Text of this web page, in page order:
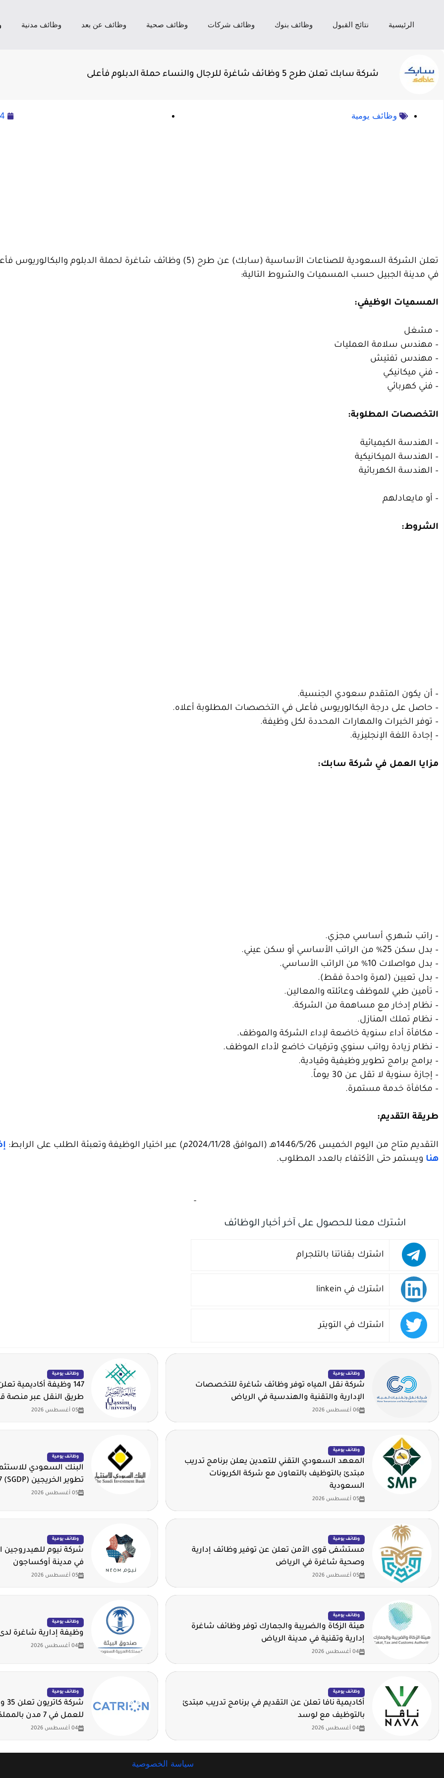
الرئيسية نتائج القبول وظائف بنوك وظائف شركات وظائف صحية وظائف عن بعد وظائف مدنية
شركة سابك تعلن طرح 5 وظائف شاغرة للرجال والنساء حملة الدبلوم فأعلى
وظائف يومية
تعلن الشركة السعودية للصناعات الأساسية (سابك) عن طرح (5) وظائف شاغرة لحملة الدبلوم
في مدينة الجبيل حسب المسميات والشروط التالية:
المسميات الوظيفي:
– مشغل
– مهندس سلامة العمليات
– مهندس تفتيش
– فني ميكانيكي
– فني كهربائي
التخصصات المطلوبة:
– الهندسة الكيميائية
– الهندسة الميكانيكية
– الهندسة الكهربائية
– ⁠أو مايعادلهم
الشروط:
– أن يكون المتقدم سعودي الجنسية.
– حاصل على درجة البكالوريوس فأعلى في التخصصات المطلوبة أعلاه.
– توفر الخبرات والمهارات المحددة لكل وظيفة.
– إجادة اللغة الإنجليزية.
مزايا العمل في شركة سابك:
– راتب شهري أساسي مجزي.
– بدل سكن 25% من الراتب الأساسي أو سكن عيني.
– بدل مواصلات 10% من الراتب الأساسي.
– بدل تعيين (لمرة واحدة فقط).
– تأمين طبي للموظف وعائلته والمعالين.
– نظام إدخار مع مساهمة من الشركة.
– نظام تملك المنازل.
– مكافأة أداء سنوية خاضعة لإداء الشركة والموظف.
– نظام زيادة رواتب سنوي وترقيات خاضع لأداء الموظف.
– برامج برامج تطوير وظيفية وقيادية.
– إجازة سنوية لا تقل عن 30 يوماً.
– مكافأة خدمة مستمرة.
طريقة التقديم:
التقديم متاح من اليوم الخميس 1446/5/26هـ (الموافق 2024/11/28م) عبر اختيار الوظيفة وتعبئة الطلب على الرابط:
هنا ويستمر حتى الأكتفاء بالعدد المطلوب. ‏
-‏
اشترك معنا للحصول على آخر أخبار الوظائف
اشترك بقناتنا بالتلجرام
اشترك في linkein
اشترك في التويتر
وظائف يومية
شركة نقل المياه توفر وظائف شاغرة للتخصصات
الإدارية والتقنية والهندسية في الرياض
06 أغسطس 2026
وظائف يومية
147 وظيفة أكاديمية
طريق النقل عبر منصة
05 أغسطس 2026
وظائف يومية
المعهد السعودي التقني للتعدين يعلن برنامج تدريب
مبتدئ بالتوظيف بالتعاون مع شركة الكربونات
السعودية
05 أغسطس 2026
وظائف يومية
البنك السعودي
تطوير الخريجين (SGDP) 2026 - 2027م
05 أغسطس 2026
وظائف يومية
مستشفى قوى الأمن تعلن عن توفير وظائف إدارية
وصحية شاغرة في الرياض
05 أغسطس 2026
وظائف يومية
في مدينة أوكساجون
05 أغسطس 2026
وظائف يومية
هيئة الزكاة والضريبة والجمارك توفر وظائف شاغرة
إدارية وتقنية في مدينة الرياض
04 أغسطس 2026
وظائف يومية
وظيفة إدارية شاغرة
04 أغسطس 2026
وظائف يومية
أكاديمية نافا تعلن عن التقديم في برنامج تدريب مبتدئ
بالتوظيف مع لوسد
04 أغسطس 2026
وظائف يومية
للعمل في 7 مدن بالمملكة
04 أغسطس 2026
سياسة الخصوصية